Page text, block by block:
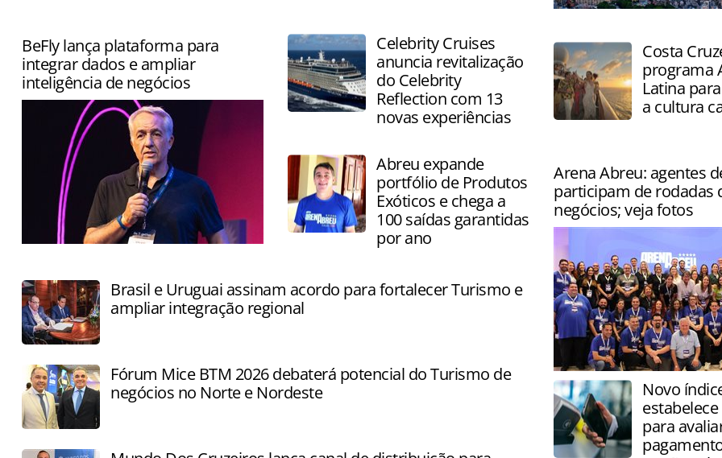
a partir de novembro
Celebrity Cruises
anuncia revitalização
do Celebrity
Reflection com 13
novas experiências
BeFly lança plataforma para
integrar dados e ampliar
inteligência de negócios
um ambiente único
Costa
programa
Latina
a cultura
Abreu expande
portfólio de Produtos
Exóticos e chega a
100 saídas garantidas
por ano
Arena Abreu: agentes
participam de rodadas
negócios; veja fotos
Evento da operadora
semana na Bahia com
capacitações, palestras e
Brasil e Uruguai assinam acordo para fortalecer Turismo e
ampliar integração regional
Fórum Mice BTM 2026 debaterá potencial do Turismo de
negócios no Norte e Nordeste
Novo
para